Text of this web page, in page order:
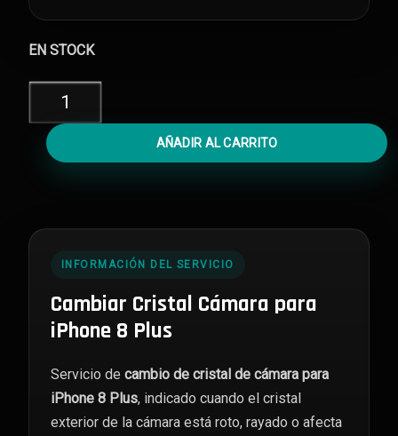
EN STOCK
Cambiar
Cristal
Cámara
iPhone
AÑADIR AL CARRITO
INFORMACIÓN DEL SERVICIO
Cambiar Cristal Cámara para
iPhone 8 Plus
Servicio de cambio de cristal de cámara para
iPhone 8 Plus, indicado cuando el cristal
exterior de la cámara está roto, rayado o afecta